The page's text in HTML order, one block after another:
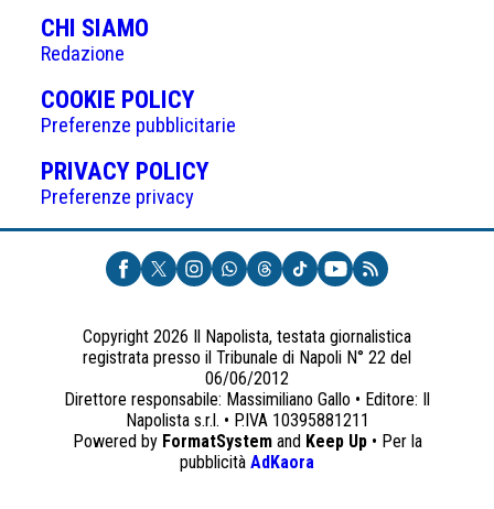
CHI SIAMO
Redazione
COOKIE POLICY(APRE
IN
UNA
NUOVA
Preferenze pubblicitarie
PRIVACY POLICY(APRE
UNA
NUOVA
SCHEDA)
Preferenze privacy
Copyright 2026 Il Napolista, testata giornalistica
registrata presso il Tribunale di Napoli N° 22 del
06/06/2012
Direttore responsabile: Massimiliano Gallo • Editore: Il
Napolista s.r.l. • P.IVA 10395881211
Powered by FormatSystemand Keep Up• Per la
pubblicità AdKaora